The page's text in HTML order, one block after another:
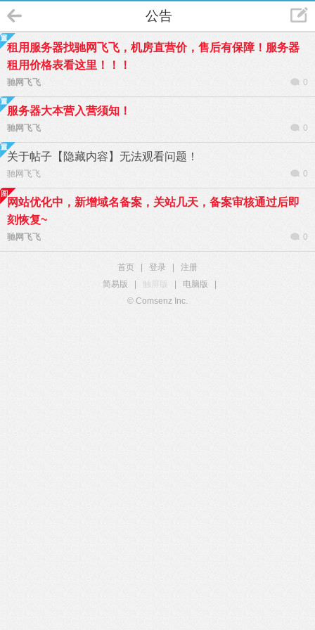
公告
租用服务器找驰网飞飞，机房直营价，售后有保障！服务器
租用价格表看这里！！！
驰网飞飞 0
服务器大本营入营须知！
驰网飞飞 0
关于帖子【隐藏内容】无法观看问题！
驰网飞飞 0
网站优化中，新增域名备案，关站几天，备案审核通过后即
刻恢复~
驰网飞飞 0
首页 登录
注册
简易版
触屏版 电脑版
© Comsenz Inc.